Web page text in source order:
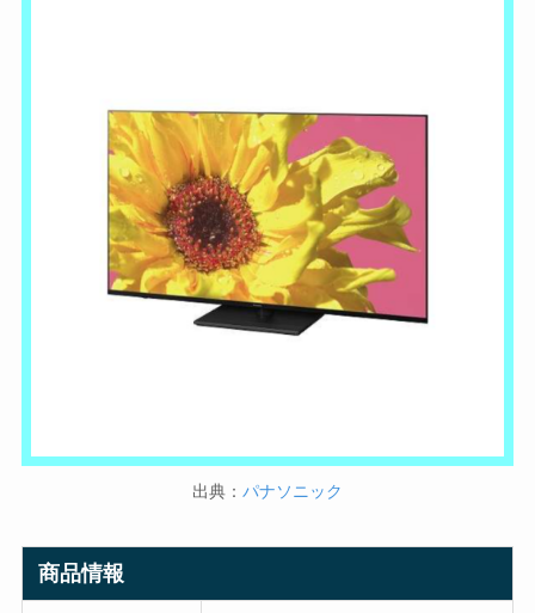
出典： パナソニック
商品情報